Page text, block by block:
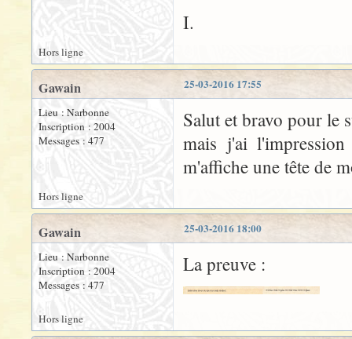
I.
Hors ligne
25-03-2016 17:55
Gawain
Lieu : Narbonne
Inscription : 2004
Messages : 477
Salut et bravo pour le
mais j'ai
m'affiche une tête de
Hors ligne
25-03-2016 18:00
Gawain
Lieu : Narbonne
Inscription : 2004
Messages : 477
La preuve :
Hors ligne